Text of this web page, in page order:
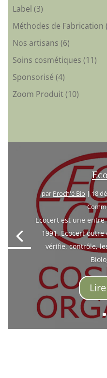
Label (3)
Méthodes de Fabrication
Nos artisans (6)
Soins cosmétiques (11)
Sponsorisé (4)
Zoom Produit(10)
par Proch'é Bio |18
Ecocert est une
1991. Ecocert
vérifie, contrôle,